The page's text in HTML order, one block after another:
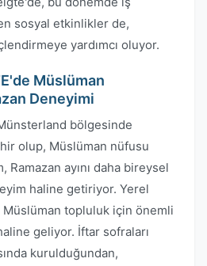
sosyal etkinlikler de,
yardımcı oluyor.
Müslüman
Deneyimi
bölgesinde
olup, Müslüman nüfusu
Ramazan ayını daha bireysel
haline getiriyor. Yerel
Müslüman topluluk için önemli
geliyor. İftar sofraları
kurulduğundan,